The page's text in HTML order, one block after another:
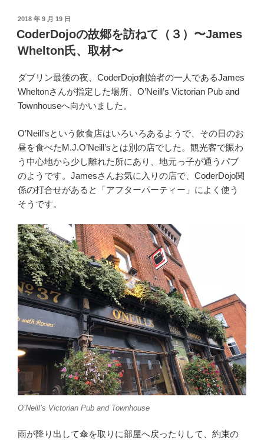
投
稿
日:
2018 年 9 月 19 日
CoderDojoの故郷を訪ねて（３）〜James
Whelton氏、取材〜
ダブリン最後の夜、CoderDojo創始者の一人であるJames
Wheltonさんが指定した場所、O’Neill’s Victorian Pub and
Townhouseへ向かいました。
O’Neill’sという飲食店はいろいろあるようで、その日のお
昼を食べたM.J.O’Neill’sとは別の店でした。観光客で賑わ
う中心地から少し離れた所にあり、地元っ子が通うパブ
のようです。Jamesさんお気に入りの店で、CoderDojo関
係の打合せがあると「アフターパーティー」によく使う
そうです。
O’Neill’s Victorian Pub and Townhouse
雨が降り出して傘を取りに部屋へ戻ったりして、約束の